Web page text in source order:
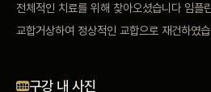
블로그
전체적인 치료를 위해 찾아오셨습니다 임플
교합거상하여 정상적인 교합으로 재건하였
구강 내 사진